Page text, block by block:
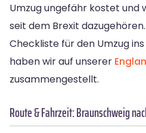
Umzug ungefähr kostet und
seit dem Brexit
Checkliste für den Umzug
haben wir auf unserer
zusammengestellt.
Route & Fahrzeit: Braunschweig